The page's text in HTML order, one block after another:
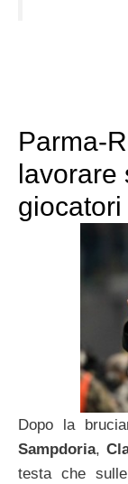
Parma-
lavorare
giocatori
Dopo la
Sampdoria,
testa che